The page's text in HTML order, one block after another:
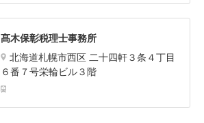
髙木保彰税理士事務所
北海道札幌市西区 二十四軒３条４丁目
６番７号栄輪ビル３階